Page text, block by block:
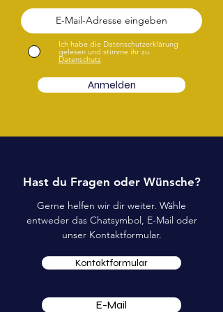
Ich habe die Datenschutzerklärung
gelesen und stimme ihr zu.
Datenschutz
Anmelden
Hast du Fragen oder Wünsche?
Gerne helfen wir dir weiter. Wähle
entweder das Chatsymbol, E-Mail oder
unser Kontaktformular.
Kontaktformular
E-Mail